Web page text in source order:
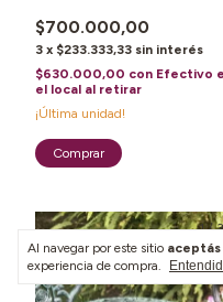
Al navegar por este sitio
experiencia de compra.
$700.000,00
3 x $233.333,33 sin interés
$630.000,00 con Efectivo
el local al retirar
¡Última unidad!
1/3